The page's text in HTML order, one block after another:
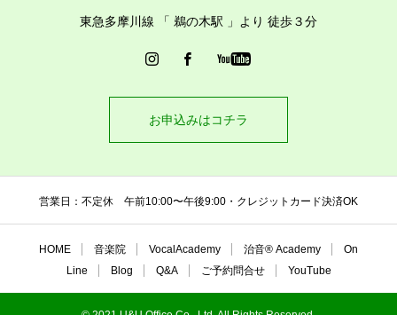
東急多摩川線 「 鵜の木駅 」より 徒歩３分
お申込みはコチラ
営業日：不定休 午前10:00〜午後9:00・クレジットカード決済OK
HOME 音楽院 VocalAcademy 治音®︎ Academy
On
Line
Blog Q&A ご予約問合せ YouTube